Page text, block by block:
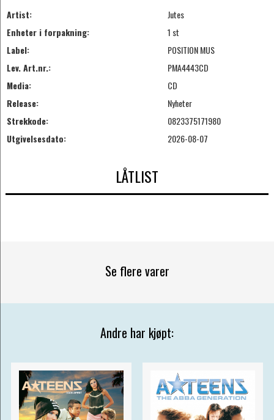
Artist:
Jutes
Enheter i forpakning:
1 st
Label:
POSITION MUS
Lev. Art.nr.:
PMA4443CD
Media:
CD
Release:
Nyheter
Strekkode:
0823375171980
Utgivelsesdato:
2026-08-07
LÅTLIST
Se flere varer
Andre har kjøpt: